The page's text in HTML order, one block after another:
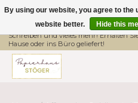
Hier finden Sie hochwertige Produkte
Schreiben und vieles mehr! Erhalten
Hause oder ins Büro geliefert!
By using our website, you agree to
website better.
Hide this